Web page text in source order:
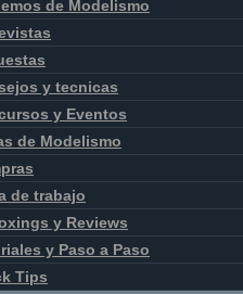
de Modelismo
y tecnicas
y Eventos
de Modelismo
de trabajo
y Reviews
y Paso a Paso
Tips